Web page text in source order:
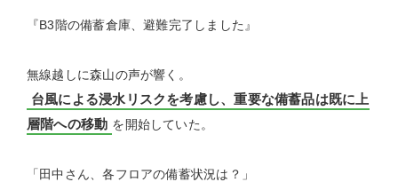
『B3階の備蓄倉庫、避難完了しました』
無線越しに森山の声が響く。
台風による浸水リスクを考慮し、重要な備蓄品は既に上
層階への移動 を開始していた。
「田中さん、各フロアの備蓄状況は？」